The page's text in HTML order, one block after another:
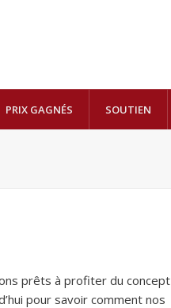
PRIX GAGNÉS SOUTIEN
prêts à profiter du concept
pour savoir comment nos